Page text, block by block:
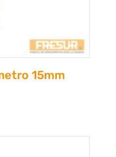
15mm